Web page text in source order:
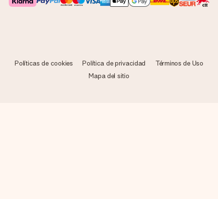
Políticas de cookies Política de privacidad
Términos de Uso
Mapa del sitio